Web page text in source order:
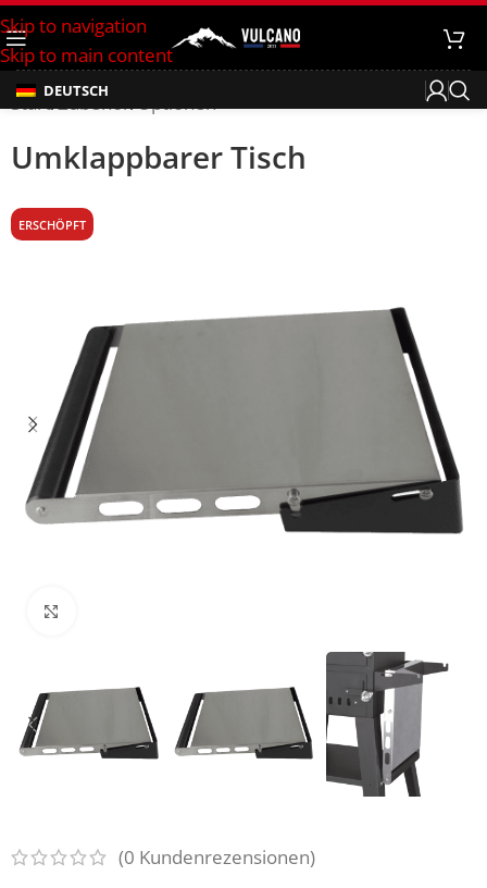
Skip to navigation
Skip to main content
DEUTSCH
Start/Zubehör/Optionen
Umklappbarer Tisch
ERSCHÖPFT
(0 Kundenrezensionen)